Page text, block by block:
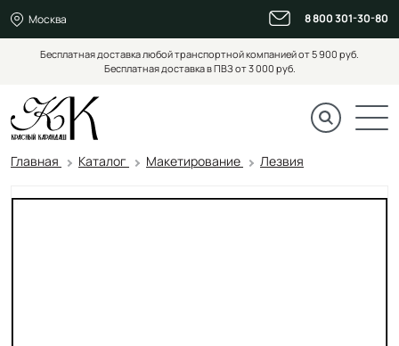
Москва 8 800 301-30-80
Бесплатная доставка любой транспортной компанией от 5 900 руб.
Бесплатная доставка в ПВЗ от 3 000 руб.
Главная Каталог Макетирование Лезвия